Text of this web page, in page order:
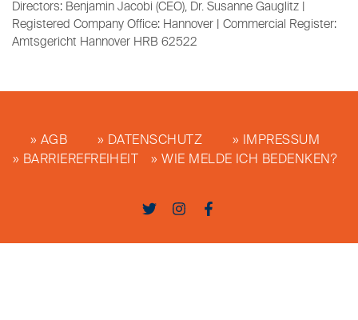
Directors: Benjamin Jacobi (CEO), Dr. Susanne Gauglitz |
Registered Company Office: Hannover | Commercial Register:
Amtsgericht Hannover HRB 62522
AGB DATENSCHUTZ
IMPRESSUM
BARRIEREFREIHEIT
WIE MELDE ICH BEDENKEN?